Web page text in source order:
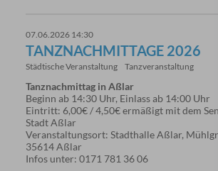
07.06.2026 14:30
TANZNACHMITTAGE 2026
Städtische Veranstaltung Tanzveranstaltung
Tanznachmittag in Aßlar
Beginn ab 14:30 Uhr, Einlass ab 14:00 Uhr
Eintritt: 6,00€ / 4,50€ ermäßigt mit dem
Stadt Aßlar
Veranstaltungsort: Stadthalle Aßlar,
35614 Aßlar
Infos unter: 0171 781 36 06